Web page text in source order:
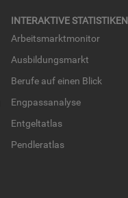
IN­TER­AK­TI­VE STA­TIS­TI­KEN
Ar­beits­markt­mo­ni­tor
Aus­bil­dungs­markt
Be­ru­fe auf einen Blick
Eng­pass­ana­ly­se
Ent­gel­t­at­las
Pend­ler­at­las